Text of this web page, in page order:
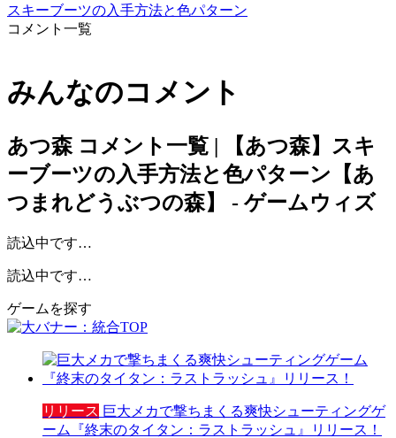
スキーブーツの入手方法と色パターン
コメント一覧
みんなのコメント
あつ森 コメント一覧 | 【あつ森】スキ
ーブーツの入手方法と色パターン【あ
つまれどうぶつの森】 - ゲームウィズ
読込中です…
読込中です…
ゲームを探す
リリース 巨大メカで撃ちまくる爽快シューティングゲ
ーム『終末のタイタン：ラストラッシュ』リリース！